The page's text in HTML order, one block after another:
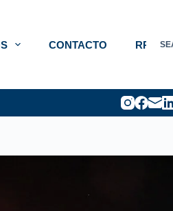
CONTACTO RRHH